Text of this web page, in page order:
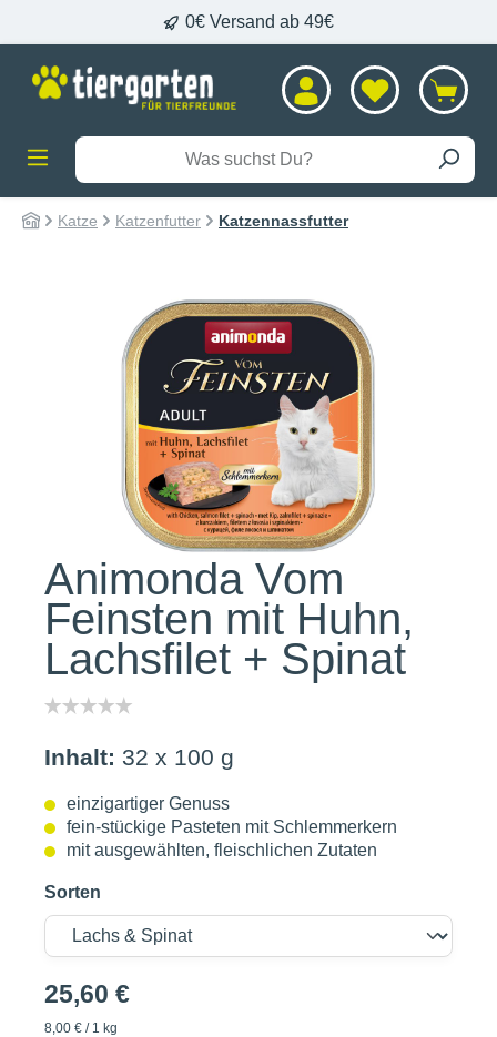
0€ Versand ab 49€
Katze Katzenfutter Katzennassfutter
Bildergalerie überspringen
Animonda Vom
Feinsten mit Huhn,
Lachsfilet + Spinat
Inhalt: 32 x 100 g
einzigartiger Genuss
fein-stückige Pasteten mit Schlemmerkern
mit ausgewählten, fleischlichen Zutaten
Sorten
25,60 €
8,00 € / 1 kg